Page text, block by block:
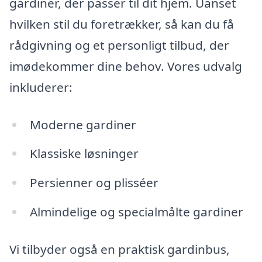
hvilken stil du foretrækker, så kan du få
rådgivning og et personligt tilbud, der
imødekommer dine behov. Vores udvalg
inkluderer:
Moderne gardiner
Klassiske løsninger
Persienner og plisséer
Almindelige og specialmålte gardiner
Vi tilbyder også en praktisk gardinbus,